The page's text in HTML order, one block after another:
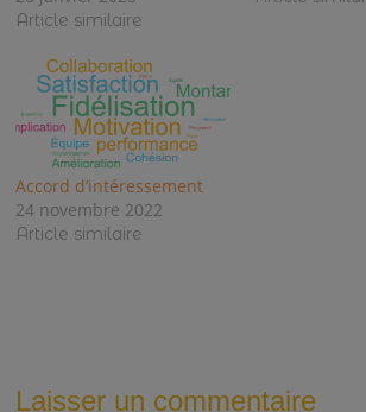
Article similaire
Accord d’intéressement
24 novembre 2022
Article similaire
Laisser un commentaire